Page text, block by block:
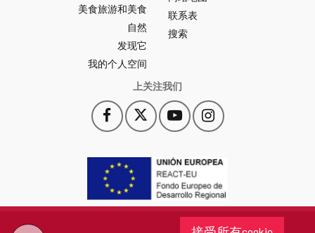
站
门
户
-
美食旅游和美食
自然
发现它
我的个人空间
联系表
搜索
上关注我们
Facebook
此
链
会
打
开
一
此
链
一
YouTube
此
链
会
打
开
一
个
Instagram
此
链
会
开
一
个